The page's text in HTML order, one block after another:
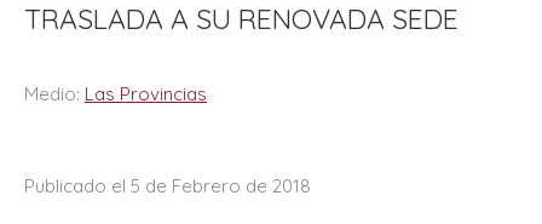
TRASLADA A SU RENOVADA SEDE
Medio: Las Provincias
Publicado el 5 de Febrero de 2018